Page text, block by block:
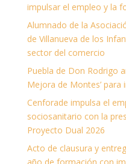
impulsar el empleo y la
Alumnado de la
de Villanueva de los
sector del comercio
Puebla de Don Rodrigo
Mejora de Montes’
Cenforade impulsa el
sociosanitario con la
Proyecto Dual 2026
Acto de clausura y